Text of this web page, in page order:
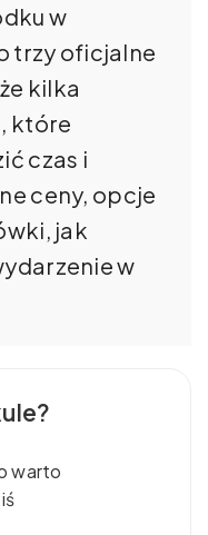
w
trzy oficjalne
kilka
które
czas i
ceny, opcje
jak
w
warto